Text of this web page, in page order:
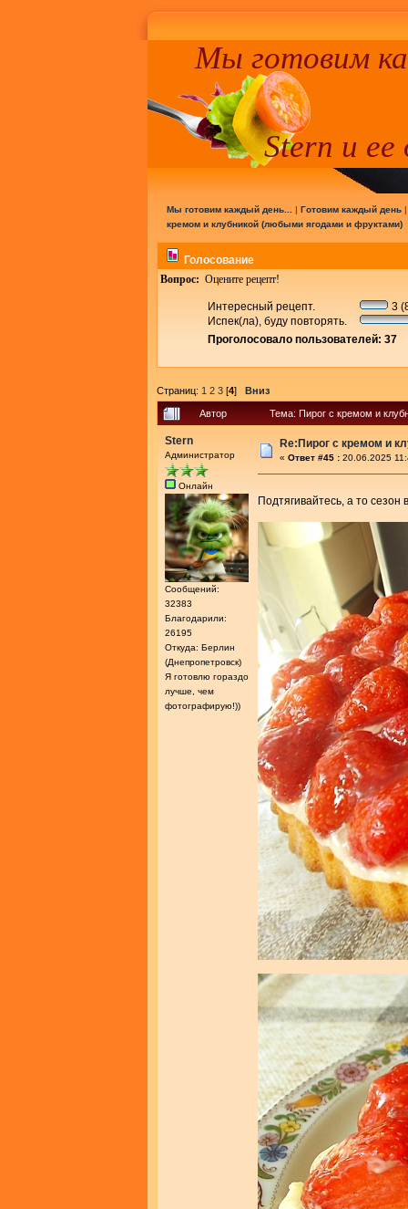
Мы готовим
Stern и ее
Мы готовим каждый день... | Готовим каждый день
кремом и клубникой (любыми ягодами и фруктами)
Голосование
Вопрос: Оцените рецепт!
Интересный рецепт.
3
Испек(ла), буду повторять.
Проголосовало пользователей: 37
Страниц: 1 2 3 [4] Вниз
Автор Тема: Пирог с кремом и
Stern
Администратор
Онлайн
Сообщений:
32383
Благодарили:
26195
Откуда: Берлин
(Днепропетровск)
Я готовлю гораздо
лучше, чем
фотографирую!))
Re:Пирог с кремом и
« Ответ #45 : 20.06.2025
Подтягивайтесь, а то сезон